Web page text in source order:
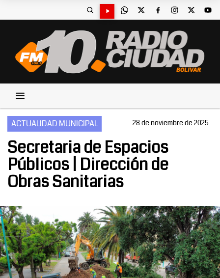
ACTUALIDAD MUNICIPAL 28 de noviembre de 2025
Secretaria de Espacios
Públicos | Dirección de
Obras Sanitarias